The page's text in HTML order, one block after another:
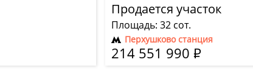
Продается участок
Площадь: 32 сот.
Перхушково станция
214 551 990 Р